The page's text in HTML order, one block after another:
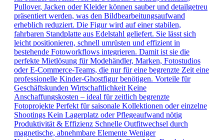
Pullover, Jacken oder Kleider können sauber und detailgetreu
präsentiert werden, was den Bildbearbeitungsaufwand
erheblich reduziert. Die Figur wird auf einer stabilen,
fahrbaren Standplatte aus Edelstahl geliefert. Sie lässt sich
leicht positionieren, schnell umrüsten und effizient in
bestehende Fotoworkflows integrieren. Damit ist sie die
perfekte Mietlösung für Modehändler, Marken, Fotostudios
oder E-Commerce-Teams, die nur für eine begrenzte Zeit eine
professionelle Kinder-Ghostfigur benötigen. Vorteile für
Geschäftskunden Wirtschaftlichkeit Keine
Anschaffungskosten – ideal für zeitlich begrenzte
Fotoprojekte Perfekt für saisonale Kollektionen oder einzelne
Shootings Kein Lagerplatz oder Pflegeaufwand nötig
Produktivität & Effizienz Schnelle Outfitwechsel durch
magnetische, abnehmbare Elemente Weniger